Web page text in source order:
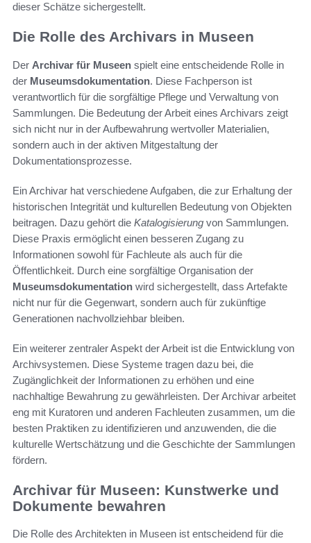
dieser Schätze sichergestellt.
Die Rolle des Archivars in Museen
Der Archivar für Museen spielt eine entscheidende Rolle in
der Museumsdokumentation. Diese Fachperson ist
verantwortlich für die sorgfältige Pflege und Verwaltung von
Sammlungen. Die Bedeutung der Arbeit eines Archivars zeigt
sich nicht nur in der Aufbewahrung wertvoller Materialien,
sondern auch in der aktiven Mitgestaltung der
Dokumentationsprozesse.
Ein Archivar hat verschiedene Aufgaben, die zur Erhaltung der
historischen Integrität und kulturellen Bedeutung von Objekten
beitragen. Dazu gehört die Katalogisierung von Sammlungen.
Diese Praxis ermöglicht einen besseren Zugang zu
Informationen sowohl für Fachleute als auch für die
Öffentlichkeit. Durch eine sorgfältige Organisation der
Museumsdokumentation wird sichergestellt, dass Artefakte
nicht nur für die Gegenwart, sondern auch für zukünftige
Generationen nachvollziehbar bleiben.
Ein weiterer zentraler Aspekt der Arbeit ist die Entwicklung von
Archivsystemen. Diese Systeme tragen dazu bei, die
Zugänglichkeit der Informationen zu erhöhen und eine
nachhaltige Bewahrung zu gewährleisten. Der Archivar arbeitet
eng mit Kuratoren und anderen Fachleuten zusammen, um die
besten Praktiken zu identifizieren und anzuwenden, die die
kulturelle Wertschätzung und die Geschichte der Sammlungen
fördern.
Archivar für Museen: Kunstwerke und
Dokumente bewahren
Die Rolle des Architekten in Museen ist entscheidend für die